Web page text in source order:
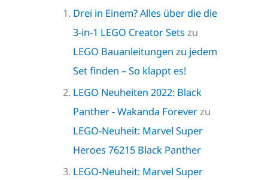
Drei in Einem? Alles über die die
3-in-1 LEGO Creator Sets zu
LEGO Bauanleitungen zu jedem
Set finden – So klappt es!
LEGO Neuheiten 2022: Black
Panther - Wakanda Foreverzu
LEGO-Neuheit: Marvel Super
Heroes 76215 Black Panther
LEGO-Neuheit: Marvel Super